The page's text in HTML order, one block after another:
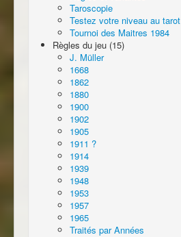
Taroscopie
Testez votre niveau au tarot
Tournoi des Maitres 1984
Règles du jeu (15)
J. Müller
1668
1862
1880
1900
1902
1905
1911 ?
1914
1939
1948
1953
1957
1965
Traités par Années